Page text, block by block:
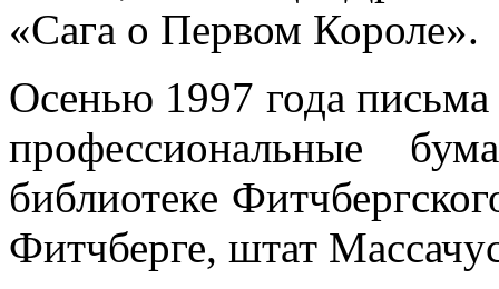
«Сага о Первом Короле».
Осенью 1997 года письма
профессиональные
библиотеке
Фитчберге, штат